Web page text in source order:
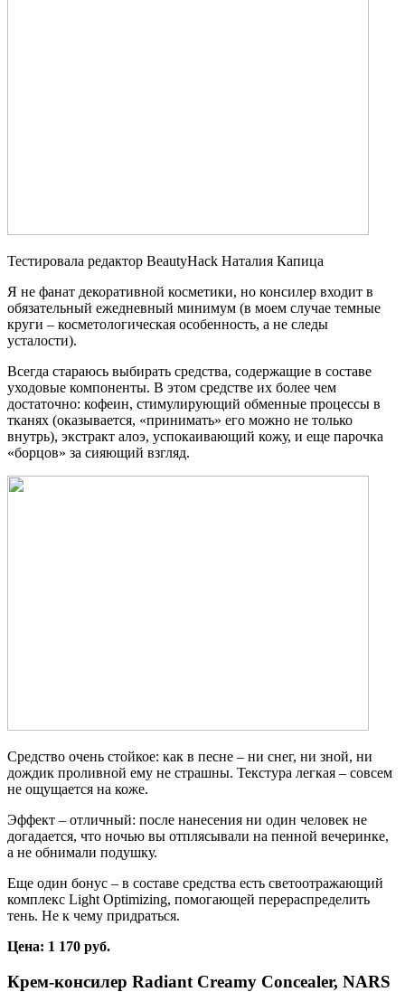
Тестировала редактор BeautyHack Наталия Капица
Я не фанат декоративной косметики, но консилер входит в
обязательный ежедневный минимум (в моем случае темные
круги – косметологическая особенность, а не следы
усталости).
Всегда стараюсь выбирать средства, содержащие в составе
уходовые компоненты. В этом средстве их более чем
достаточно: кофеин, стимулирующий обменные процессы в
тканях (оказывается, «принимать» его можно не только
внутрь), экстракт алоэ, успокаивающий кожу, и еще парочка
«борцов» за сияющий взгляд.
Средство очень стойкое: как в песне – ни снег, ни зной, ни
дождик проливной ему не страшны. Текстура легкая – совсем
не ощущается на коже.
Эффект – отличный: после нанесения ни один человек не
догадается, что ночью вы отплясывали на пенной вечеринке,
а не обнимали подушку.
Еще один бонус – в составе средства есть светоотражающий
комплекс Light Optimizing, помогающей перераспределить
тень. Не к чему придраться.
Цена: 1 170 руб.
Крем-консилер Radiant Creamy Concealer, NARS